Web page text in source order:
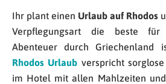
Ihr plant einen Urlaub auf Rhodos
Verpflegungsart die beste für
Abenteuer durch Griechenland
Rhodos Urlaub verspricht
im Hotel mit allen Mahlzeiten